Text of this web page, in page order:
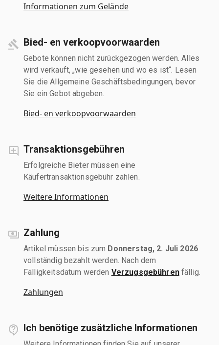
Informationen zum Gelände
Bied- en verkoopvoorwaarden
Gebote können nicht zurückgezogen werden. Alles
wird verkauft, „wie gesehen und wo es ist“. Lesen
Sie die Allgemeine Geschäftsbedingungen, bevor
Sie ein Gebot abgeben.
Bied- en verkoopvoorwaarden
Transaktionsgebühren
Erfolgreiche Bieter müssen eine
Käufertransaktionsgebühr zahlen.
Weitere Informationen
Zahlung
Artikel müssen bis zum Donnerstag, 2. Juli 2026
vollständig bezahlt werden. Nach dem
Fälligkeitsdatum werden Verzugsgebührenfällig.
Zahlungen
Ich benötige zusätzliche Informationen